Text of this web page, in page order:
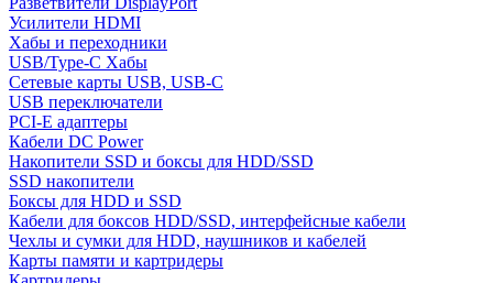
Усилители HDMI
Хабы и переходники
USB/Type-C Хабы
Сетевые карты USB, USB-C
USB переключатели
PCI-E адаптеры
Кабели DC Power
Накопители SSD и боксы для HDD/SSD
SSD накопители
Боксы для HDD и SSD
Кабели для боксов HDD/SSD, интерфейсные кабели
Чехлы и сумки для HDD, наушников и кабелей
Карты памяти и картридеры